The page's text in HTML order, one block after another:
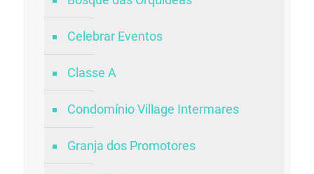
Celebrar Eventos
Classe A
Condomínio Village Intermares
Granja dos Promotores